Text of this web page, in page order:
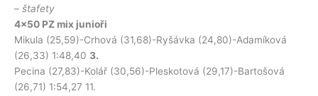
– štafety
4×50 PZ mix junioři
Mikula (25,59)-Crhová (31,68)-Ryšávka (24,80)-Adamíková
(26,33) 1:48,40 3.
Pecina (27,83)-Kolář (30,56)-Pleskotová (29,17)-Bartošová
(26,71) 1:54,27 11.